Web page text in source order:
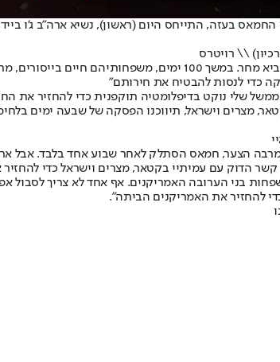
\\ רויטרס
כדי לנסות להבטיח את חירותם"
שלי נוקט בדיפלומטיה תוקפנית כדי להחזיר את
הצער, חמאס הסתלק לאחר שבוע אחד בלבד. אבל
הדוק עם עמיתיי בקטאר, מצרים וישראל כדי
להחזיר את האמריקנים הביתה".